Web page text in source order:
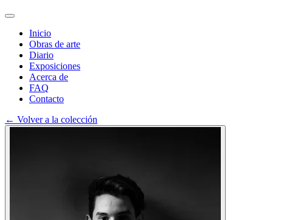
Inicio
Obras de arte
Diario
Exposiciones
Acerca de
FAQ
Contacto
← Volver a la colección